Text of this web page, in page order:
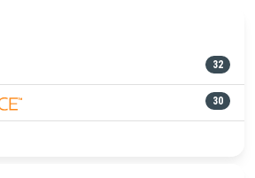
32
30